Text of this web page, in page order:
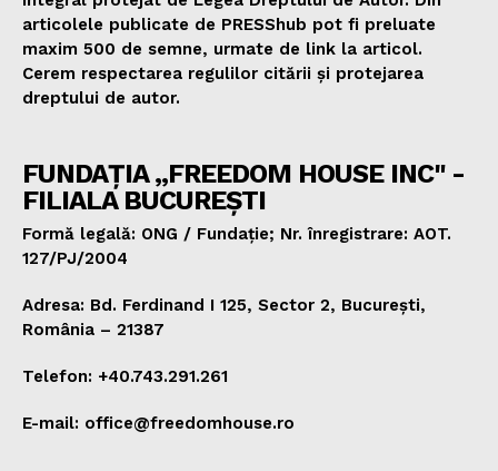
articolele publicate de PRESShub pot fi preluate
maxim 500 de semne, urmate de link la articol.
Cerem respectarea regulilor citării și protejarea
dreptului de autor.
FUNDAȚIA „FREEDOM HOUSE INC" -
FILIALA BUCUREȘTI
Formă legală: ONG / Fundație; Nr. înregistrare: AOT.
127/PJ/2004
Adresa: Bd. Ferdinand I 125, Sector 2, București,
România – 21387
Telefon: +40.743.291.261
E-mail: office@freedomhouse.ro